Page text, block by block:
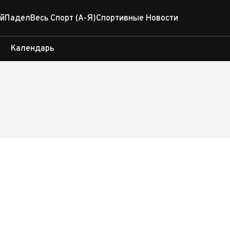
ПаделВесь Спорт (А-Я)Спортивные Новости
Календарь